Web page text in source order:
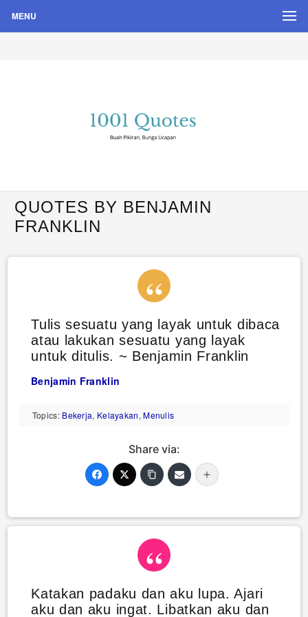
MENU
Quote Hari Puisi
QUOTES BY BENJAMIN
FRANKLIN
Tulis sesuatu yang layak untuk dibaca
atau lakukan sesuatu yang layak
untuk ditulis. ~ Benjamin Franklin
Benjamin Franklin
Topics: Bekerja, Kelayakan,Menulis
Share via:
Katakan padaku dan aku lupa. Ajari
aku dan aku ingat. Libatkan aku dan